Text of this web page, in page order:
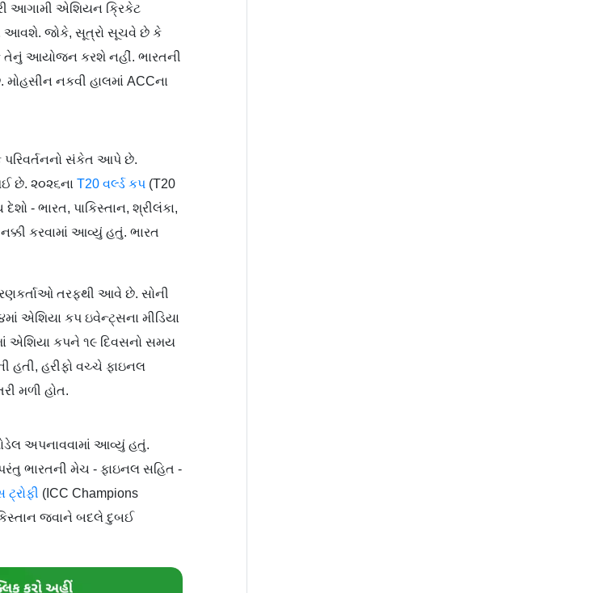
આગામી એશિયન ક્રિકેટ
આવશે. જોકે, સૂત્રો સૂચવે છે કે
તેનું આયોજન કરશે નહીં. ભારતની
મોહસીન નકવી હાલમાં ACCના
પરિવર્તનનો સંકેત આપે છે.
છે. ૨૦૨૬ના T20 વર્લ્ડ કપ (T20
દેશો - ભારત, પાકિસ્તાન, શ્રીલંકા,
કરવામાં આવ્યું હતું. ભારત
તરફથી આવે છે. સોની
એશિયા કપ ઇવેન્ટ્સના મીડિયા
એશિયા કપને ૧૯ દિવસનો સમય
હતી, હરીફો વચ્ચે ફાઇનલ
મળી હોત.
અપનાવવામાં આવ્યું હતું.
ભારતની મેચ - ફાઇનલ સહિત -
(ICC Champions
જવાને બદલે દુબઈ